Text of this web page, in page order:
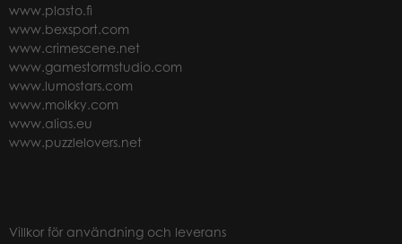
www.plasto.fi
www.bexsport.com
www.crimescene.net
www.gamestormstudio.com
www.lumostars.com
www.molkky.com
www.alias.eu
www.puzzlelovers.net
Villkor för användning och leverans